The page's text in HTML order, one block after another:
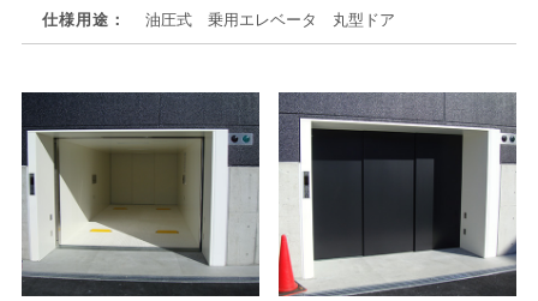
仕様用途： 油圧式 乗用エレベータ 丸型ドア